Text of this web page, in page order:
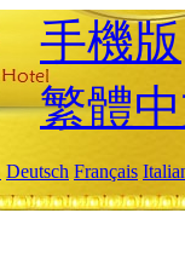
手機版
繁體
Deutsch Français